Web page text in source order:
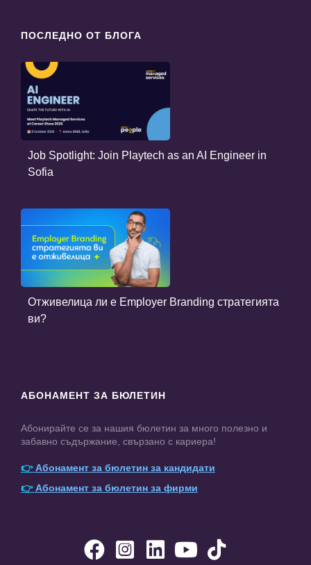
ПОСЛЕДНО ОТ БЛОГА
Job Spotlight: Join Playtech as an AI Engineer in
Sofia
Отживелица ли е Employer Branding стратегията
ви?
АБОНАМЕНТ ЗА БЮЛЕТИН
Абонирайте се за нашия бюлетин за много полезно и
забавно съдържание, свързано с кариера!
👉Абонамент за бюлетин за кандидати
👉Абонамент за бюлетин за фирми
    